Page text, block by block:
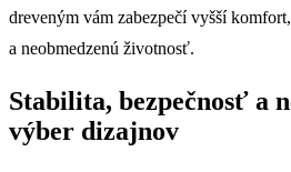
dreveným vám zabezpečí vyšší
a neobmedzenú životnosť.
Stabilita, bezpečnosť a
výber dizajnov